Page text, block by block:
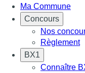
Ma Commune
Concours
Nos
Règlement
BX1
Connaître